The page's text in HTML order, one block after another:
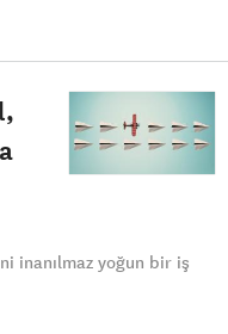
inanılmaz yoğun bir iş